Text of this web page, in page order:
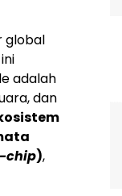
global
adalah
dan
chip),